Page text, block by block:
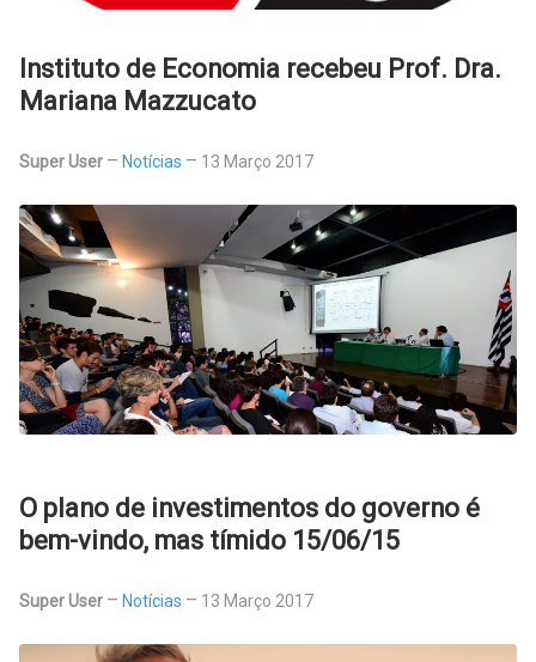
Instituto de Economia recebeu Prof. Dra.
Mariana Mazzucato
Super User Notícias 13 Março 2017
O plano de investimentos do governo é
bem-vindo, mas tímido 15/06/15
Super User Notícias 13 Março 2017